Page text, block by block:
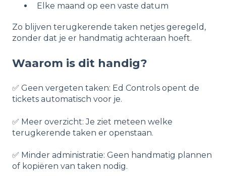
Elke maand op een vaste datum
Zo blijven terugkerende taken netjes geregeld,
zonder dat je er handmatig achteraan hoeft.
Waarom is dit handig?
✅ Geen vergeten taken: Ed Controls opent de
tickets automatisch voor je.
✅ Meer overzicht: Je ziet meteen welke
terugkerende taken er openstaan.
✅ Minder administratie: Geen handmatig plannen
of kopiëren van taken nodig.